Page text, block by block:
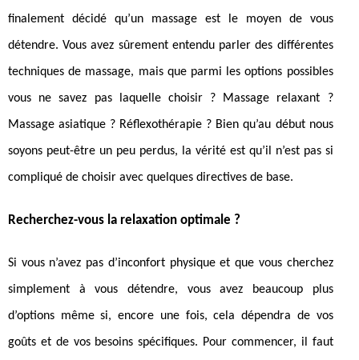
finalement décidé qu’un massage est le moyen de vous
détendre. Vous avez sûrement entendu parler des différentes
techniques de massage, mais que parmi les options possibles
vous ne savez pas laquelle choisir ? Massage relaxant ?
Massage asiatique ? Réflexothérapie ? Bien qu’au début nous
soyons peut-être un peu perdus, la vérité est qu’il n’est pas si
compliqué de choisir avec quelques directives de base.
Recherchez-vous la relaxation optimale ?
Si vous n’avez pas d’inconfort physique et que vous cherchez
simplement à vous détendre, vous avez beaucoup plus
d’options même si, encore une fois, cela dépendra de vos
goûts et de vos besoins spécifiques. Pour commencer, il faut